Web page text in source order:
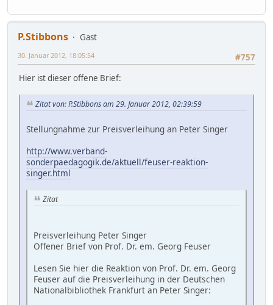
P.Stibbons
Gast
#757
30. Januar 2012, 18:05:54
Hier ist dieser offene Brief:
Zitat von: P.Stibbons am 29. Januar 2012, 02:39:59
Stellungnahme zur Preisverleihung an Peter Singer
http://www.verband-
sonderpaedagogik.de/aktuell/feuser-reaktion-
singer.html
Zitat
Preisverleihung Peter Singer
Offener Brief von Prof. Dr. em. Georg Feuser
Lesen Sie hier die Reaktion von Prof. Dr. em. Georg
Feuser auf die Preisverleihung in der Deutschen
Nationalbibliothek Frankfurt an Peter Singer: